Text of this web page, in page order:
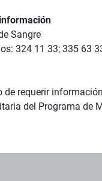
Sangre
324 11 33; 335 63
de requerir
del Programa de